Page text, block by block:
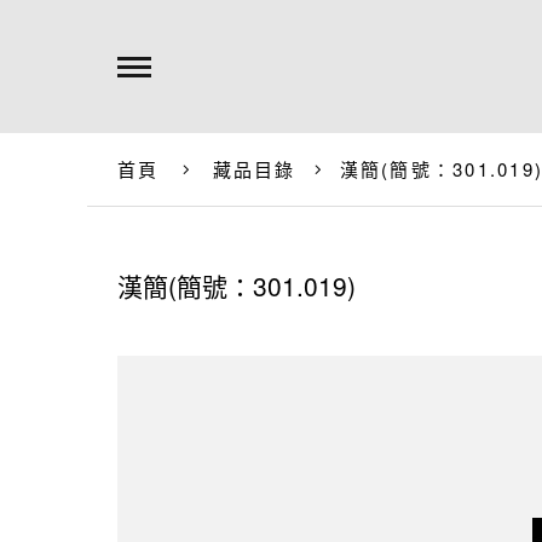
首頁 藏品目錄 漢簡(簡號：301.019)
漢簡(簡號：301.019)